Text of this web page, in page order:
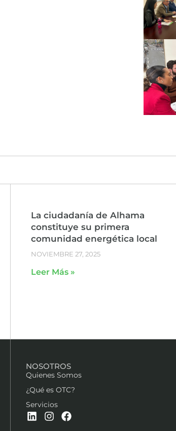
La ciudadanía de Alhama
constituye su primera
comunidad energética local
NOVIEMBRE 27, 2025
Leer Más »
NOSOTROS
Quienes Somos
¿Qué es OTC?
Servicios